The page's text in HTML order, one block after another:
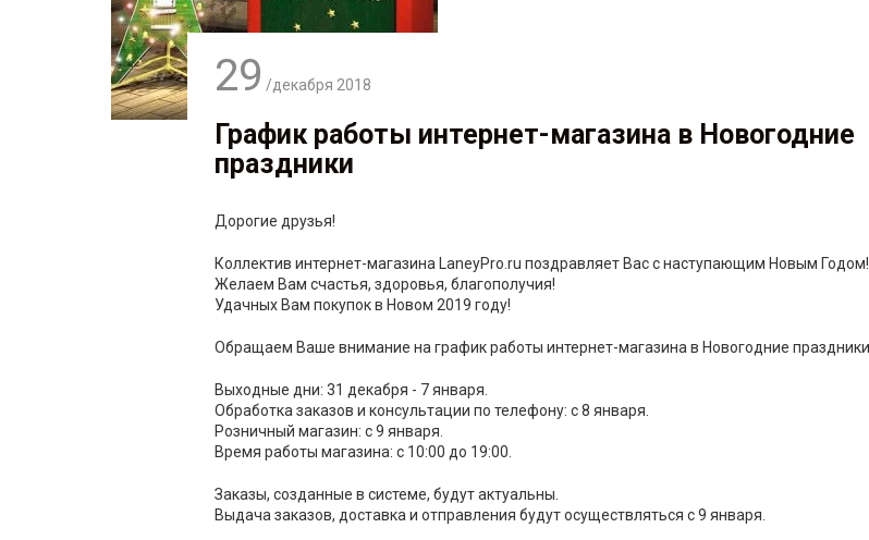
29 /декабря 2018
График работы интернет-магазина в Новогодние
праздники
Дорогие друзья!
Коллектив интернет-магазина LaneyPro.ru поздравляет Вас с наступающим Новым Годом!
Желаем Вам счастья, здоровья, благополучия!
Удачных Вам покупок в Новом 2019 году!
Обращаем Ваше внимание на график работы интернет-магазина в Новогодние
Выходные дни: 31 декабря - 7 января.
Обработка заказов и консультации по телефону: с 8 января.
Розничный магазин: с 9 января.
Время работы магазина: с 10:00 до 19:00.
Заказы, созданные в системе, будут актуальны.
Выдача заказов, доставка и отправления будут осуществляться с 9 января.